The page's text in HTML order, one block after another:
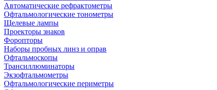
Автоматические рефрактометры
Офтальмологические тонометры
Щелевые лампы
Проекторы знаков
Форопторы
Наборы пробных линз и оправ
Офтальмоскопы
Трансиллюминаторы
Экзофтальмометры
Офтальмологические периметры